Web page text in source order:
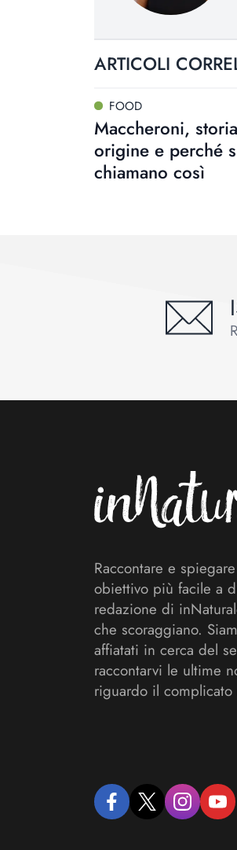
ARTICOLI
FOOD
Maccheroni,
origine e perché
chiamano così
Raccontare e
obiettivo più facile a
redazione di
che scoraggiano.
affiatati in cerca del
raccontarvi le ultime
riguardo il complicato
facebooktwitter instagram